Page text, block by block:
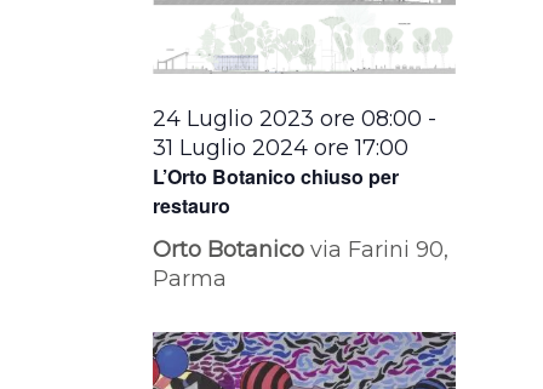
L’Orto Botanico chiuso per
restauro
24 Luglio 2023 ore 08:00 -
31 Luglio 2024 ore 17:00
Orto Botanicovia Farini 90,
Parma